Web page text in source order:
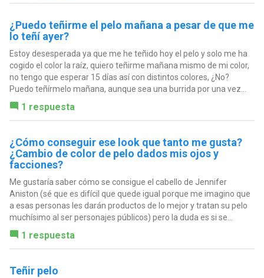
¿Puedo teñirme el pelo mañana a pesar de que me
lo teñí ayer?
Estoy desesperada ya que me he teñido hoy el pelo y solo me ha
cogido el color la raíz, quiero teñirme mañana mismo de mi color,
no tengo que esperar 15 días así con distintos colores, ¿No?
Puedo teñírmelo mañana, aunque sea una burrida por una vez...
1 respuesta
¿Cómo conseguir ese look que tanto me gusta?
¿Cambio de color de pelo dados mis ojos y
facciones?
Me gustaría saber cómo se consigue el cabello de Jennifer
Aniston (sé que es difícil que quede igual porque me imagino que
a esas personas les darán productos de lo mejor y tratan su pelo
muchísimo al ser personajes públicos) pero la duda es si se...
1 respuesta
Teñir pelo